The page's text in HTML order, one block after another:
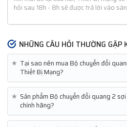
NHỮNG CÂU HỎI THƯỜNG GẶP
★ Tại sao nên mua Bộ chuyển đổi
Thiết Bị Mạng?
★ Sản phẩm Bộ chuyển đổi quang 2
chính hãng?